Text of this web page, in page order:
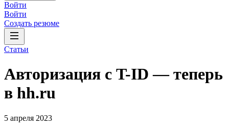
Войти
Войти
Создать резюме
Статьи
Авторизация с T-ID — теперь
в hh.ru
5 апреля 2023